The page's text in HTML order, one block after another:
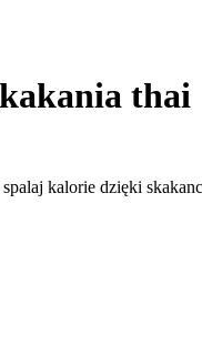
thai
kalorie dzięki